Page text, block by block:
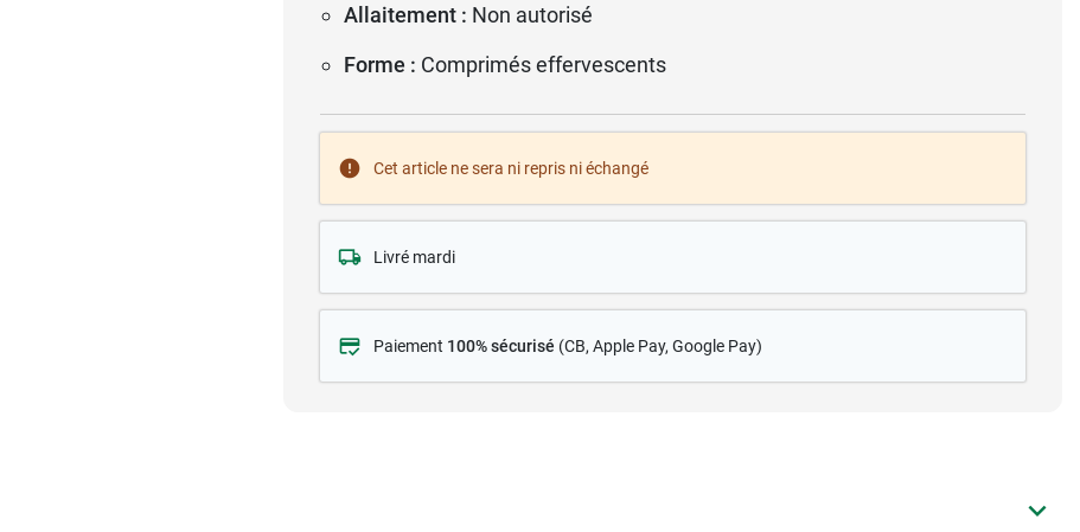
Allaitement : Non autorisé
Forme : Comprimés effervescents
Cet article ne sera ni repris ni échangé
Livré mardi
Paiement 100% sécurisé (CB, Apple Pay, Google Pay)